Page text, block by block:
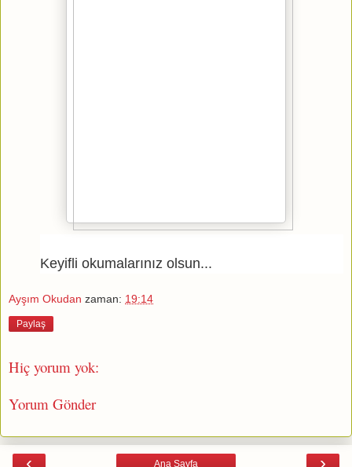
Keyifli okumalarınız olsun...
Ayşım Okudan zaman: 19:14
Paylaş
Hiç yorum yok:
Yorum Gönder
‹ ›
Ana Sayfa